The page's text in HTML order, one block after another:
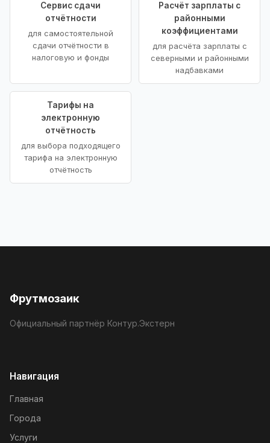
Сервис сдачи
отчётности
для самостоятельной
сдачи отчётности в
налоговую и фонды
Расчёт зарплаты с
районными
коэффициентами
для расчёта зарплаты с
северными и районными
надбавками
Тарифы на
электронную
отчётность
для выбора подходящего
тарифа на электронную
отчётность
Фрутмозаик
Официальный партнёр Контур.Экстерн
Навигация
Главная
Города
Услуги